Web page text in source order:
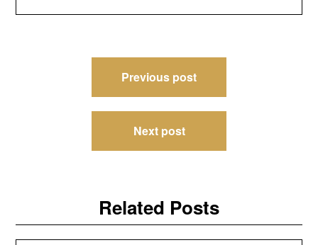
Previous post
Next post
Related Posts